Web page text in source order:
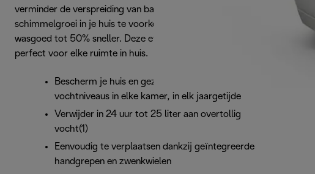
verminder de verspreiding van bacteriën om
schimmelgroei in je huis te voorkomen en droog je
wasgoed tot 50% sneller. Deze efficiënte ontvochtiger is
perfect voor elke ruimte in huis.
Bescherm je huis en gezin met de juiste
vochtniveaus in elke kamer, in elk jaargetijde
Verwijder in 24 uur tot 25 liter aan overtollig
vocht(1)
Eenvoudig te verplaatsen dankzij geïntegreerde
handgrepen en zwenkwielen